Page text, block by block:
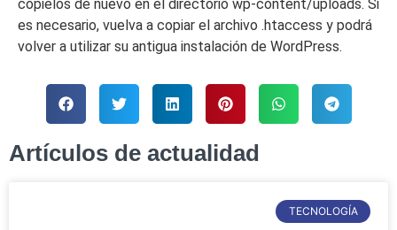
cópielos de nuevo en el directorio wp-content/uploads. Si
es necesario, vuelva a copiar el archivo .htaccess y podrá
volver a utilizar su antigua instalación de WordPress.
Artículos de actualidad
TECNOLOGÍA